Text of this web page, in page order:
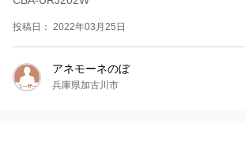
投稿日： 2022年03月25日
アネモーネのぼ
兵庫県加古川市